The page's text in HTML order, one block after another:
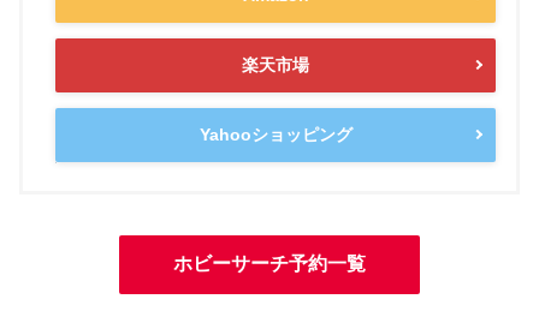
楽天市場
Yahooショッピング
ホビーサーチ予約一覧